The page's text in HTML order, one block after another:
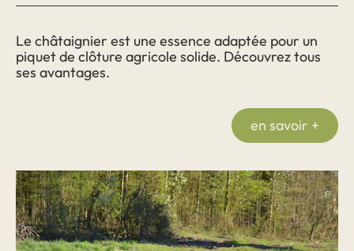
Le châtaignier est une essence adaptée pour un
piquet de clôture agricole solide. Découvrez tous
ses avantages.
en savoir +